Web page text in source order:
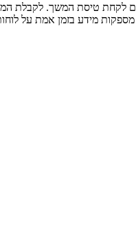
לקחת טיסת המשך. לקבלת
מידע בזמן אמת על לוחות